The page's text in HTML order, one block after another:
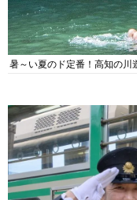
暑～い夏のド定番！高知の川